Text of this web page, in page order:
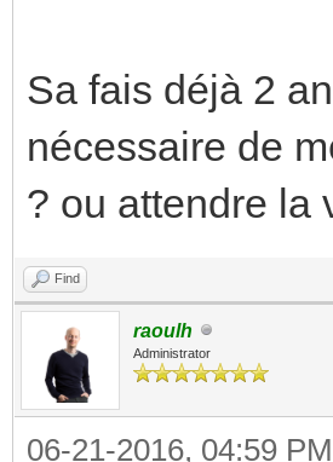
Sa fais déjà 2
nécessaire de
? ou attendre la
Find
raoulh
Administrator
06-21-2016, 04:59 PM